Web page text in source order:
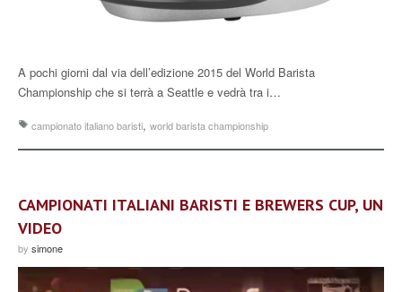
A pochi giorni dal via dell’edizione 2015 del World Barista
Championship che si terrà a Seattle e vedrà tra i…
campionato italiano baristi, world barista championship
CAMPIONATI ITALIANI BARISTI E BREWERS CUP, UN
VIDEO
by simone